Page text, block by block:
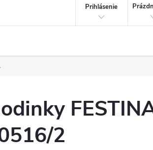
Prihlásenie
2